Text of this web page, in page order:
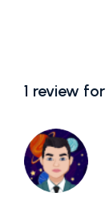
1 review for